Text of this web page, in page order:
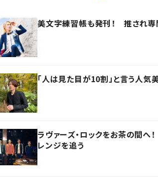
美文字練習帳も発刊！ 推され専
「人は見た目が10割」と言う人
ラヴァーズ・ロックをお茶の間
レンジを追う